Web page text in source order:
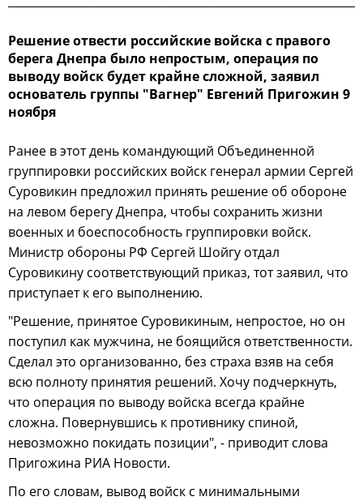
Решение отвести российские войска с правого
берега Днепра было непростым, операция по
выводу войск будет крайне сложной, заявил
основатель группы "Вагнер" Евгений Пригожин 9
ноября
Ранее в этот день командующий Объединенной
группировки российских войск генерал армии Сергей
Суровикин предложил принять решение об обороне
на левом берегу Днепра, чтобы сохранить жизни
военных и боеспособность группировки войск.
Министр обороны РФ Сергей Шойгу отдал
Суровикину соответствующий приказ, тот заявил, что
приступает к его выполнению.
"Решение, принятое Суровикиным, непростое, но он
поступил как мужчина, не боящийся ответственности.
Сделал это организованно, без страха взяв на себя
всю полноту принятия решений. Хочу подчеркнуть,
что операция по выводу войска всегда крайне
сложна. Повернувшись к противнику спиной,
невозможно покидать позиции", - приводит слова
Пригожина РИА Новости.
По его словам, вывод войск с минимальными